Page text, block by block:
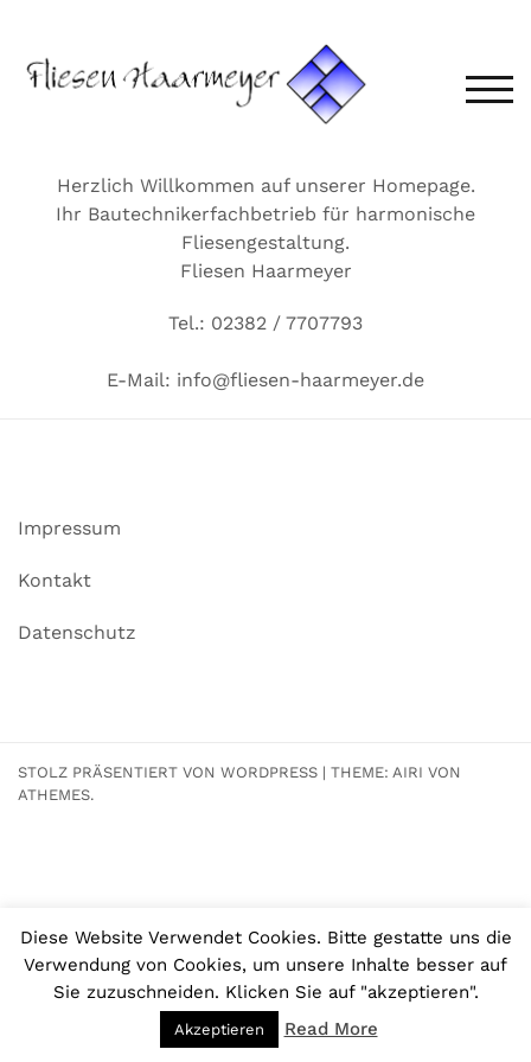
springen
Herzlich Willkommen auf unserer Homepage.
Ihr Bautechnikerfachbetrieb für harmonische
Fliesengestaltung.
Fliesen Haarmeyer
Tel.: 02382 / 7707793
E-Mail: info@fliesen-haarmeyer.de
Impressum
Kontakt
Datenschutz
STOLZ PRÄSENTIERT VON WORDPRESS | THEME: AIRI VON
ATHEMES.
Diese Website Verwendet Cookies. Bitte gestatte uns die
Verwendung von Cookies, um unsere Inhalte besser auf
Sie zuzuschneiden. Klicken Sie auf "akzeptieren".
Akzeptieren Read More